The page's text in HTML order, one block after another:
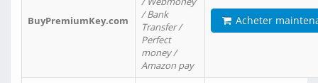
BuyPremiumKey.com
/ Bank
Transfer /
Perfect
money /
Amazon pay
Acheter